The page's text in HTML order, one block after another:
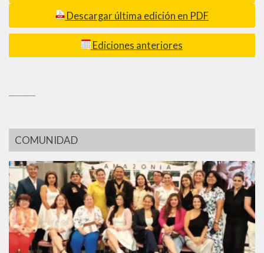
Descargar última edición en PDF
Ediciones anteriores
COMUNIDAD